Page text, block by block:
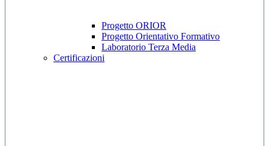
Progetto ORIOR
Progetto Orientativo Formativo
Laboratorio Terza Media
Certificazioni